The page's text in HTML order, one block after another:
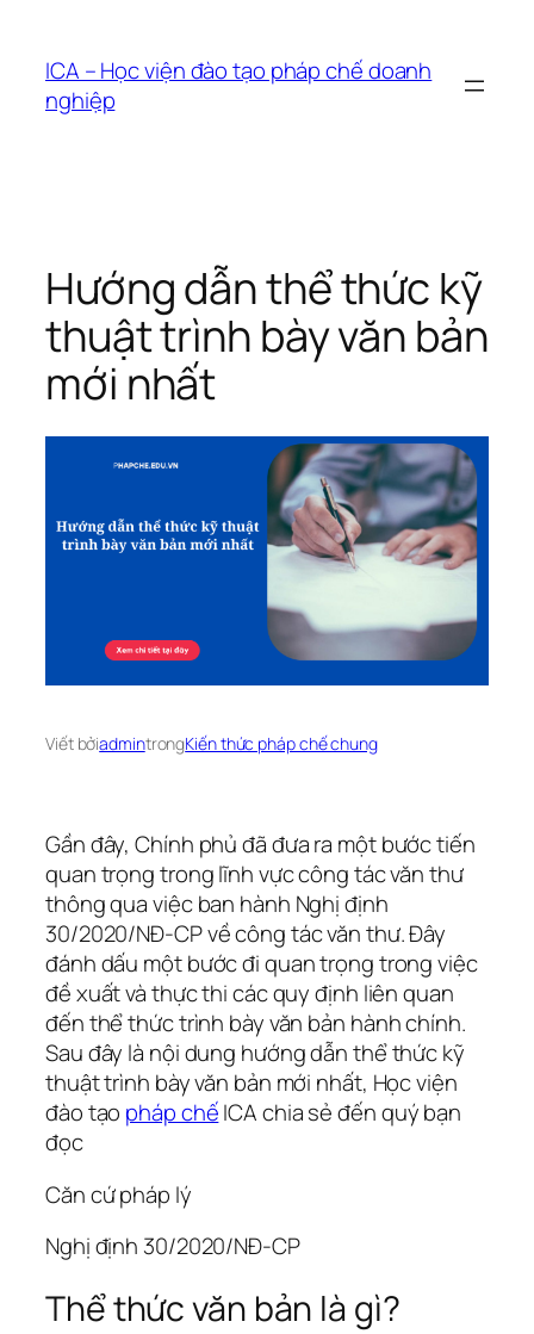
phầnICA – Học viện đào tạo pháp chế doanh
nghiệp
Hướng dẫn thể thức kỹ
thuật trình bày văn bản
mới nhất
Viết bởiadmintrongKiến thức pháp chế chung
Gần đây, Chính phủ đã đưa ra một bước tiến
quan trọng trong lĩnh vực công tác văn thư
thông qua việc ban hành Nghị định
30/2020/NĐ-CP về công tác văn thư. Đây
đánh dấu một bước đi quan trọng trong việc
đề xuất và thực thi các quy định liên quan
đến thể thức trình bày văn bản hành chính.
Sau đây là nội dung hướng dẫn thể thức kỹ
thuật trình bày văn bản mới nhất, Học viện
đào tạo pháp chếICA chia sẻ đến quý bạn
đọc
Căn cứ pháp lý
Nghị định 30/2020/NĐ-CP
Thể thức văn bản là gì?